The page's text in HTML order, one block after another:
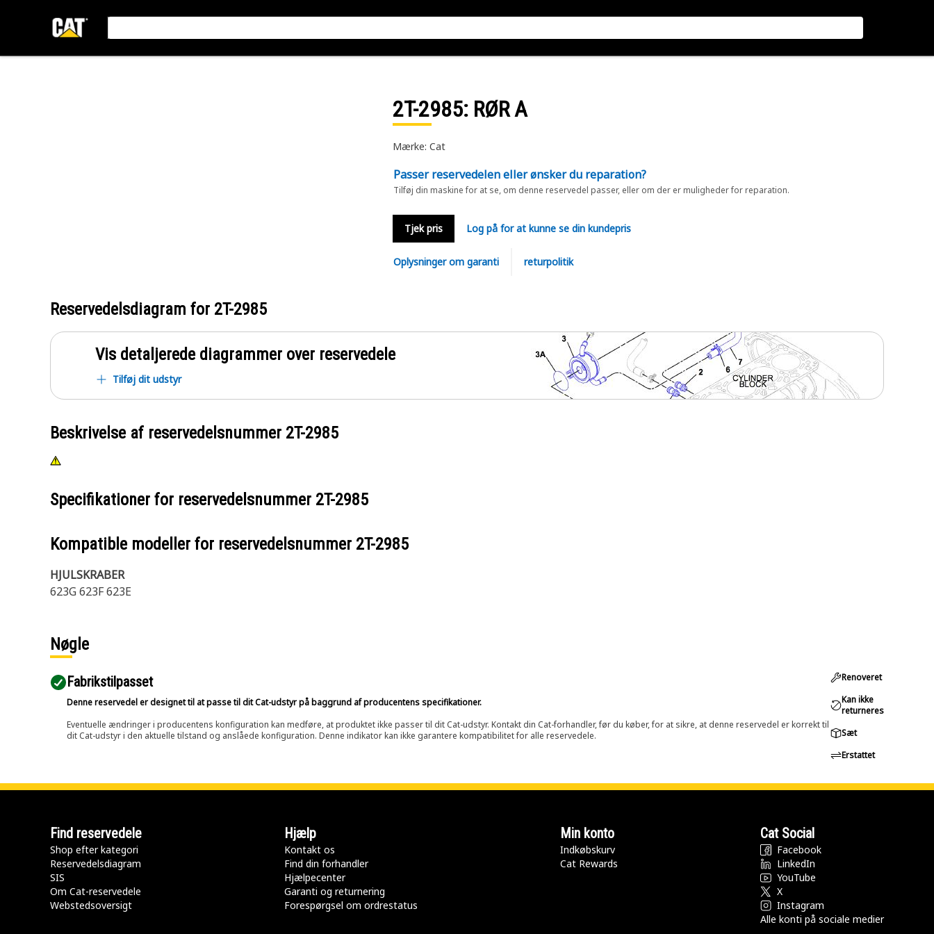
2T-2985: RØR A
Mærke: Cat
Passer reservedelen eller ønsker du reparation?
Tilføj din maskine for at se, om denne reservedel passer, eller om der er muligheder for reparation.
Tjek pris Log på for at kunne se din kundepris
Oplysninger om garanti returpolitik
Reservedelsdiagram for 2T-2985
Vis detaljerede diagrammer over reservedele
Tilføj dit udstyr
Beskrivelse af reservedelsnummer 2T-2985
Specifikationer for reservedelsnummer 2T-2985
Kompatible modeller for reservedelsnummer 2T-2985
HJULSKRABER
623G 623F 623E
Nøgle
Fabrikstilpasset
Denne reservedel er designet til at passe til dit Cat-udstyr på baggrund af producentens specifikationer.
Eventuelle ændringer i producentens konfiguration kan medføre, at produktet ikke passer til dit Cat-udstyr. Kontakt din Cat-forhandler, før du køber, for at sikre, at denne reservedel er korrekt til
dit Cat-udstyr i den aktuelle tilstand og anslåede konfiguration. Denne indikator kan ikke garantere kompatibilitet for alle reservedele.
Renoveret
Kan ikke
returneres
Sæt
Erstattet
Find reservedele
Shop efter kategori
Reservedelsdiagram
SIS
Om Cat-reservedele
Webstedsoversigt
Hjælp
Kontakt os
Find din forhandler
Hjælpecenter
Garanti og returnering
Forespørgsel om ordrestatus
Min konto
Indkøbskurv
Cat Rewards
Cat Social
Facebook
LinkedIn
YouTube
X
Instagram
Alle konti på sociale medier